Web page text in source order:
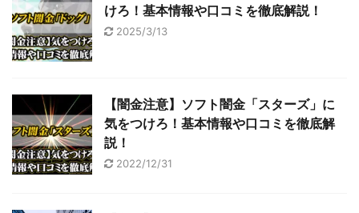
けろ！基本情報や口コミを徹底解説！
2025/3/13
【闇金注意】ソフト闇金「スターズ」に
気をつけろ！基本情報や口コミを徹底解
説！
2022/12/31